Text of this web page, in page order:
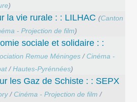
)
la vie rurale : : LILHAC (Canton
- Projection de film)
sociale et solidaire : :
Remue Méninges / Cinéma -
/Hautes-Pyrénnées)
les Gaz de Schiste : : SEPX
/ Cinéma - Projection de film /